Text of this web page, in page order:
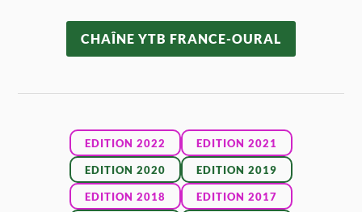
CHAÎNE YTB FRANCE-OURAL
EDITION 2022 EDITION 2021
EDITION 2020 EDITION 2019
EDITION 2018 EDITION 2017